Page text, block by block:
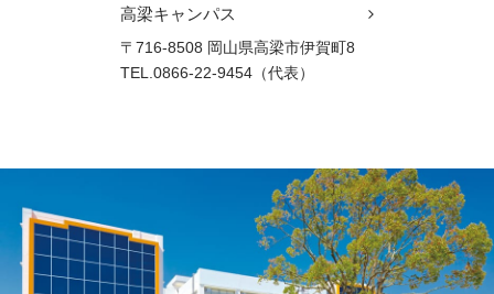
高梁キャンパス
〒716-8508 岡山県高梁市伊賀町8
TEL.0866-22-9454（代表）